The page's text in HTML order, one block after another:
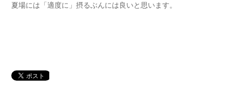
夏場には「適度に」摂るぶんには良いと思います。